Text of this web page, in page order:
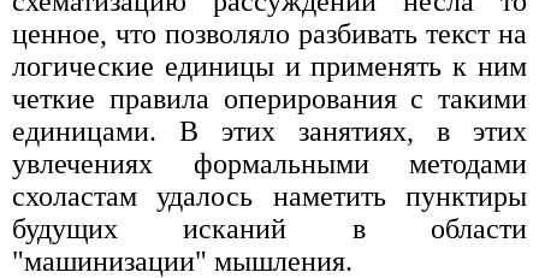
ценное, что позволяло разбивать текст на
логические единицы и применять к ним
четкие правила оперирования с такими
единицами. В этих занятиях, в этих
увлечениях формальными методами
схоластам удалось наметить пунктиры
будущих исканий в области
"машинизации" мышления.